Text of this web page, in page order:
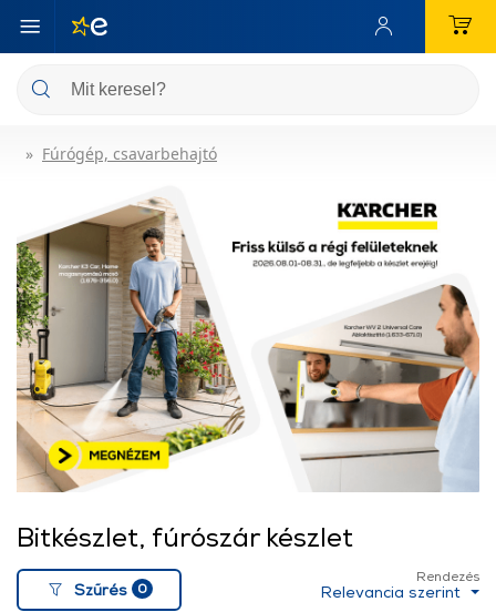
Fúrógép, csavarbehajtó
Bitkészlet, fúrószár készlet
Szűrés 0
Rendezés
Relevancia szerint